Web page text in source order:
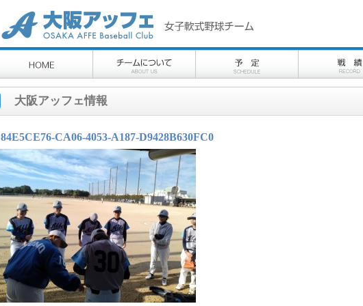
大阪アッフェ情報
84E5CE76-CA06-4053-A187-D9428B630FC0